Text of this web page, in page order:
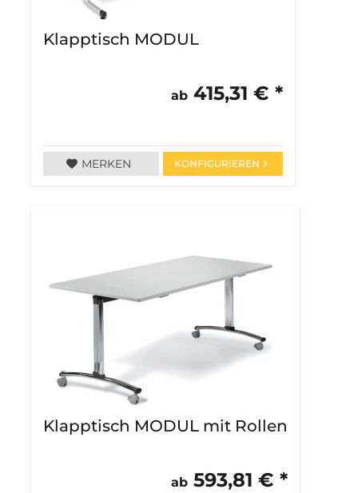
Klapptisch MODUL
ab415,31 € *
MERKEN KONFIGURIEREN
Klapptisch MODUL mit Rollen
ab593,81 € *